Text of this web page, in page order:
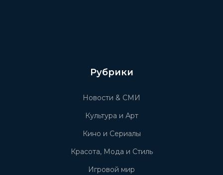
Рубрики
Новости & СМИ
Культура и Арт
Кино и Сериалы
Красота, Мода и Стиль
Игровой мир